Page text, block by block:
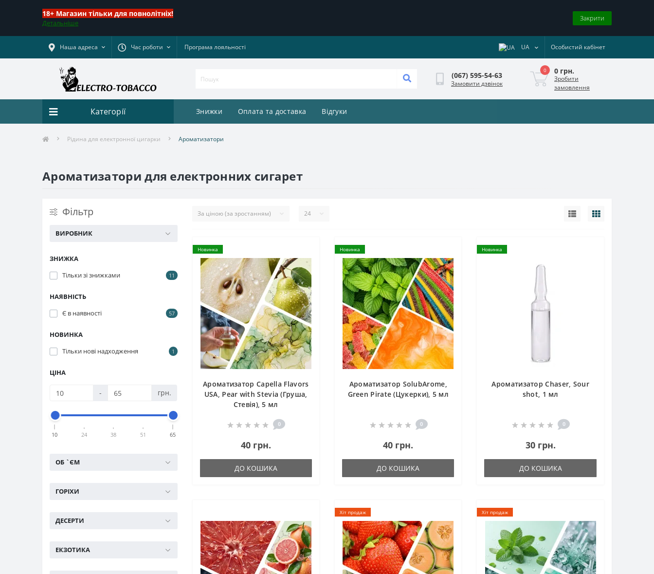
18+ Магазин тільки для повнолітніх!
Детальніше
Закрити
Наша адреса Час роботи Програма лояльності UA Особистий кабінет
(067) 595-54-63
Замовити дзвінок
0 0 грн.
Зробити
замовлення
Категорії Знижки Оплата та доставка Відгуки
Рідина для електронної цигарки Ароматизатори
Ароматизатори для електронних сигарет
Фільтр
ВИРОБНИК
ЗНИЖКА
Тільки зі знижками
11
НАЯВНІСТЬ
Є в наявності
57
НОВИНКА
Тільки нові надходження
1
ЦІНА
- грн.
10 24 38 51 65
ОБ `ЄМ
ГОРІХИ
ДЕСЕРТИ
ЕКЗОТИКА
Новинка
Ароматизатор Capella Flavors
USA, Pear with Stevia (Груша,
Стевія), 5 мл
0
40 грн.
ДО КОШИКА
Новинка
Ароматизатор SolubArome,
Green Pirate (Цукерки), 5 мл
0
40 грн.
ДО КОШИКА
Новинка
Ароматизатор Chaser, Sour
shot, 1 мл
0
30 грн.
ДО КОШИКА
Хіт продаж Хіт продаж